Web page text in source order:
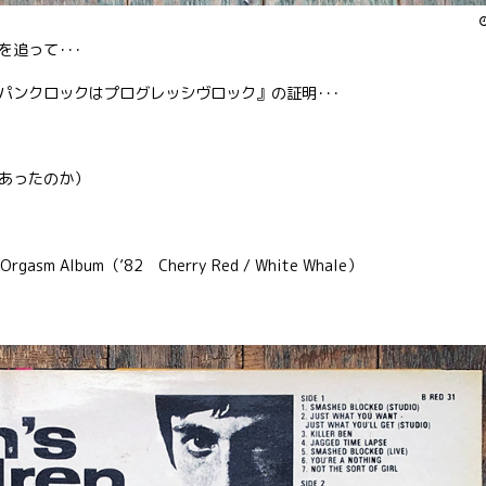
追って･･･
クロックはプログレッシヴロック』の証明･･･
たのか）
Album（’82 Cherry Red / White Whale）